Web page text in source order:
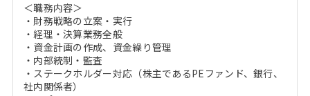
＜職務内容＞
・財務戦略の立案・実行
・経理・決算業務全般
・資金計画の作成、資金繰り管理
・内部統制・監査
・ステークホルダー対応（株主であるPEファンド、銀行、
社内関係者）